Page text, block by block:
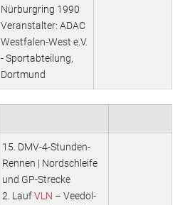
Nürburgring 1990
Veranstalter: ADAC
Westfalen-West e.V.
- Sportabteilung,
Dortmund
15. DMV-4-Stunden-
Rennen | Nordschleife
und GP-Strecke
2. LaufVLN – Veedol-